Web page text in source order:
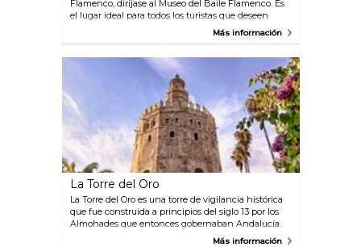
Flamenco, diríjase al Museo del Baile Flamenco. Es
el lugar ideal para todos los turistas que deseen
experimentar y entender esta sorprendente pieza
de la cultura andaluza. En este edificio del siglo 18 se
el estudio de baile.
Más información
La Torre del Oro
La Torre del Oro es una torre de vigilancia histórica
que fue construida a principios del siglo 13 por los
Almohades que entonces gobernaban Andalucía.
La torre era de hecho parte de las murallasMás información